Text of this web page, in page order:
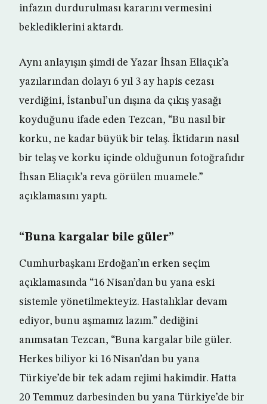
infazın durdurulması kararını vermesini
beklediklerini aktardı.
Aynı anlayışın şimdi de Yazar İhsan Eliaçık’a
yazılarından dolayı 6 yıl 3 ay hapis cezası
verdiğini, İstanbul’un dışına da çıkış yasağı
koyduğunu ifade eden Tezcan, “Bu nasıl bir
korku, ne kadar büyük bir telaş. İktidarın nasıl
bir telaş ve korku içinde olduğunun fotoğrafıdır
İhsan Eliaçık’a reva görülen muamele.”
açıklamasını yaptı.
“Buna kargalar bile güler”
Cumhurbaşkanı Erdoğan’ın erken seçim
açıklamasında “16 Nisan’dan bu yana eski
sistemle yönetilmekteyiz. Hastalıklar devam
ediyor, bunu aşmamız lazım.” dediğini
anımsatan Tezcan, “Buna kargalar bile güler.
Herkes biliyor ki 16 Nisan’dan bu yana
Türkiye’de bir tek adam rejimi hakimdir. Hatta
20 Temmuz darbesinden bu yana Türkiye’de bir